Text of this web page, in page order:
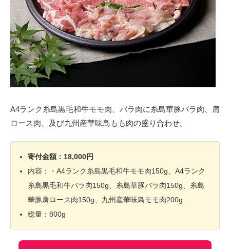
A4ランク糸島黒毛和牛モモ肉、バラ肉に糸島華豚バラ肉、肩
ロース肉、及び九州産華味鳥もも肉の盛り合わせ。
寄付金額：18,000円
内容：・A4ランク糸島黒毛和牛モモ肉150g、A4ランク
糸島黒毛和牛バラ肉150g、糸島華豚バラ肉150g、糸島
華豚肩ロース肉150g、九州産華味鳥モモ肉200g
総量：800g